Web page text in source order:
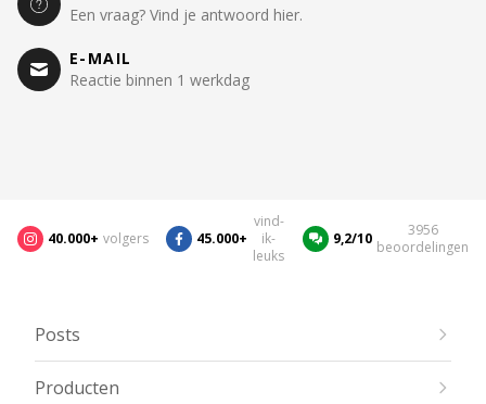
Een vraag? Vind je antwoord hier.
E-MAIL
Reactie binnen 1 werkdag
40.000+ volgers 45.000+
vind-
ik-
leuks
9,2/10
3956
beoordelingen
Posts
Producten